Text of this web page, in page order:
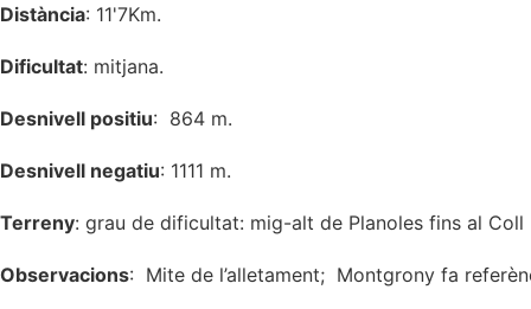
Distància: 11'7Km.
Dificultat: mitjana.
Desnivell positiu: 864 m.
Desnivell negatiu: 1111 m.
Terreny: grau de dificultat: mig-alt de Planoles fins al Coll
Observacions: Mite de l’alletament; Montgrony fa